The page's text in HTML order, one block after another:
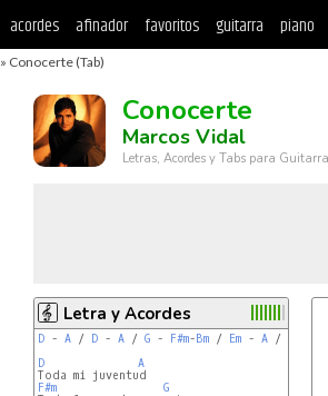
acordes afinador favoritos guitarra piano
» Conocerte (Tab)
Conocerte
Marcos Vidal
Letras, Acordes y Tabs para
Letra y Acordes
D - A / D - A / G - F#m-Bm / Em - A /
D
A
F#m
G